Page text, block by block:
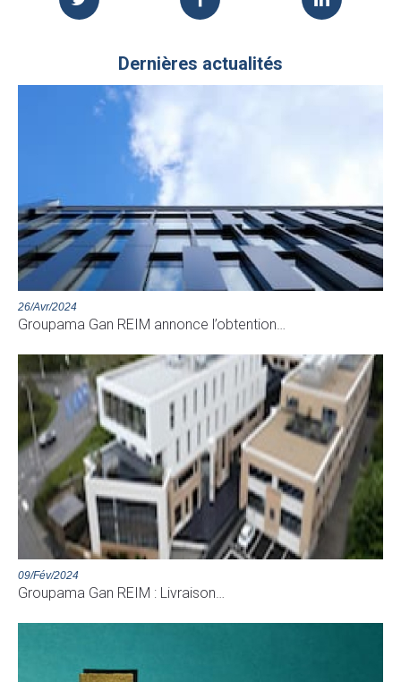
Dernières actualités
26/Avr/2024
Groupama Gan REIM annonce l’obtention…
09/Fév/2024
Groupama Gan REIM : Livraison…